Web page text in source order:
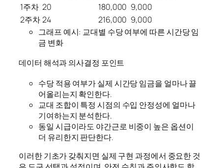
1주차 20 180,000 9,000
2주차24 216,000 9,000
그래프 예시: 교대별 수당 여부에 따른 시간당 임
금 변화
데이터 해석과 의사결정 포인트
수당 적용 여부가 실제 시간당 임금을 얼마나 끌
어올리는지 확인한다.
교대 조합이 특정 시점의 수입 안정성에 얼마나
기여하는지 분석한다.
동일 시급이라도 야간근로 비중이 높은 옵션이
더 유리한지 판단한다.
이러한 기초가 갖춰지면 실제 구현 과정에서 중요한 것